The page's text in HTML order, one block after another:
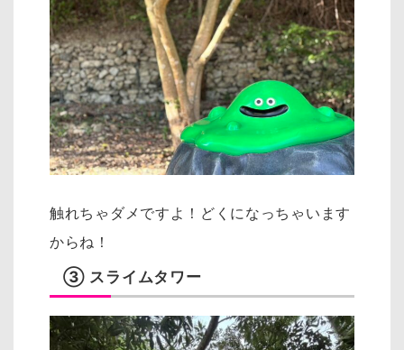
触れちゃダメですよ！どくになっちゃいます
からね！
③ スライムタワー